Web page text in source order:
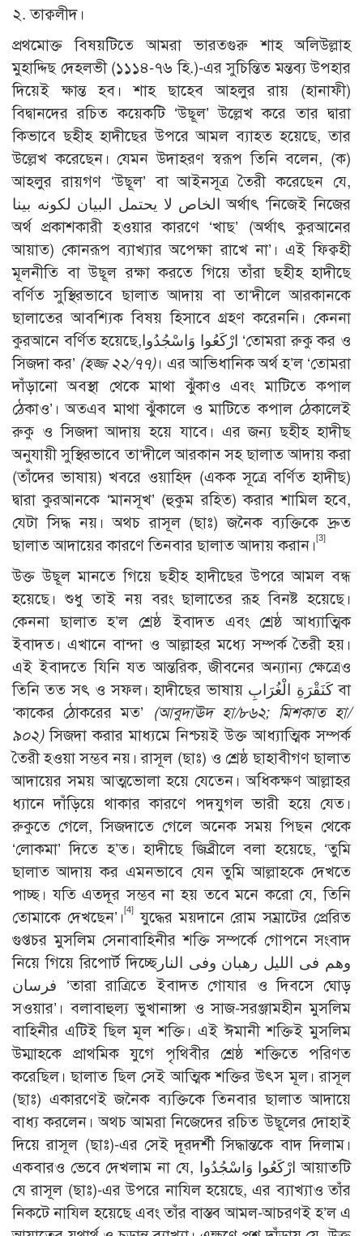
২. তাক্বলীদ।
প্রথমোক্ত বিষয়টিতে আমরা ভারতগুরু শাহ অলিউল্লাহ
মুহাদ্দিছ দেহলভী (১১১৪-৭৬ হি.)-এর সুচিন্তিত মন্তব্য উপহার
দিয়েই ক্ষান্ত হব। শাহ ছাহেব আহলুর রায় (হানাফী)
বিদ্বানদের রচিত কয়েকটি ‘উছূল’ উল্লেখ করে তার দ্বারা
কিভাবে ছহীহ হাদীছের উপরে আমল ব্যাহত হয়েছে, তার
উল্লেখ করেছেন। যেমন উদাহরণ স্বরূপ তিনি বলেন, (ক)
আহলুর রায়গণ ‘উছূল’ বা আইনসূত্র তৈরী করেছেন যে,
الخاص لا يحتمل البيان لكونه بينا অর্থাৎ ‘নিজেই নিজের
অর্থ প্রকাশকারী হওয়ার কারণে ‘খাছ’ (অর্থাৎ কুরআনের
আয়াত) কোনরূপ ব্যাখ্যার অপেক্ষা রাখে না’। এই ফিক্বহী
মূলনীতি বা উছূল রক্ষা করতে গিয়ে তাঁরা ছহীহ হাদীছে
বর্ণিত সুস্থিরভাবে ছালাত আদায় বা তা‘দীলে আরকানকে
ছালাতের আবশ্যিক বিষয় হিসাবে গ্রহণ করেননি। কেননা
কুরআনে বর্ণিত হয়েছে,ارْكَعُوا وَاسْجُدُوا ‘তোমরা রুকু কর ও
সিজদা কর’ (হজ্জ ২২/৭৭)। এর আভিধানিক অর্থ হ’ল ‘তোমরা
দাঁড়ানো অবস্থা থেকে মাথা ঝুঁকাও এবং মাটিতে কপাল
ঠেকাও’। অতএব মাথা ঝুঁকালে ও মাটিতে কপাল ঠেকালেই
রুকু ও সিজদা আদায় হয়ে যাবে। এর জন্য ছহীহ হাদীছ
অনুযায়ী সুস্থিরভাবে তা‘দীলে আরকান সহ ছালাত আদায় করা
(তাঁদের ভাষায়) খবরে ওয়াহিদ (একক সূত্রে বর্ণিত হাদীছ)
দ্বারা কুরআনকে ‘মানসূখ’ (হুকুম রহিত) করার শামিল হবে,
যেটা সিদ্ধ নয়। অথচ রাসূল (ছাঃ) জনৈক ব্যক্তিকে দ্রুত
ছালাত আদায়ের কারণে তিনবার ছালাত আদায় করান।[3]
উক্ত উছূল মানতে গিয়ে ছহীহ হাদীছের উপরে আমল বন্ধ
হয়েছে। শুধু তাই নয় বরং ছালাতের রূহ বিনষ্ট হয়েছে।
কেননা ছালাত হ’ল শ্রেষ্ঠ ইবাদত এবং শ্রেষ্ঠ আধ্যাত্মিক
ইবাদত। এখানে বান্দা ও আল্লাহর মধ্যে সম্পর্ক তৈরী হয়।
এই ইবাদতে যিনি যত আন্তরিক, জীবনের অন্যান্য ক্ষেত্রেও
তিনি তত সৎ ও সফল। হাদীছের ভাষায় كَنَقْرَةِ الْغُرَابِ বা
‘কাকের ঠোকরের মত’
(আবুদাঊদ হা/৮৬২; মিশকাত হা/
৯০২)সিজদা করার মাধ্যমে নিশ্চয়ই উক্ত আধ্যাত্মিক সম্পর্ক
তৈরী হওয়া সম্ভব নয়। রাসূল (ছাঃ) ও শ্রেষ্ঠ ছাহাবীগণ ছালাত
আদায়ের সময় আত্মভোলা হয়ে যেতেন। অধিকক্ষণ আল্লাহর
ধ্যানে দাঁড়িয়ে থাকার কারণে পদযুগল ভারী হয়ে যেত।
রুকুতে গেলে, সিজদাতে গেলে অনেক সময় পিছন থেকে
‘লোকমা’ দিতে হ’ত। হাদীছে জিব্রীলে বলা হয়েছে, ‘তুমি
ছালাত আদায় কর এমনভাবে যেন তুমি আল্লাহকে দেখতে
পাচ্ছ। যতি এতদূর সম্ভব না হয় তবে মনে করো যে, তিনি
তোমাকে দেখছেন’।[4]যুদ্ধের ময়দানে রোম সম্রাটের প্রেরিত
গুপ্তচর মুসলিম সেনাবাহিনীর শক্তি সম্পর্কে গোপনে সংবাদ
নিয়ে গিয়ে রিপোর্ট দিচ্ছেوهم فى الليل رهبان وفى النار
فرسان ‘তারা রাত্রিতে ইবাদত গোযার ও দিবসে ঘোড়
সওয়ার’। বলাবাহুল্য ভুখানাঙ্গা ও সাজ-সরঞ্জামহীন মুসলিম
বাহিনীর এটিই ছিল মূল শক্তি। এই ঈমানী শক্তিই মুসলিম
উম্মাহকে প্রাথমিক যুগে পৃথিবীর শ্রেষ্ঠ শক্তিতে পরিণত
করেছিল। ছালাত ছিল সেই আত্মিক শক্তির উৎস মূল। রাসূল
(ছাঃ) একারণেই জনৈক ব্যক্তিকে তিনবার ছালাত আদায়ে
বাধ্য করলেন। অথচ আমরা নিজেদের রচিত উছূলের দোহাই
দিয়ে রাসূল (ছাঃ)-এর সেই দূরদর্শী সিদ্ধান্তকে বাদ দিলাম।
একবারও ভেবে দেখলাম না যে, ارْكَعُوا وَاسْجُدُوا আয়াতটি
যে রাসূল (ছাঃ)-এর উপরে নাযিল হয়েছে, এর ব্যাখ্যাও তাঁর
নিকটে নাযিল হয়েছে এবং তাঁর বাস্তব আমল-আচরণই হ’ল এ